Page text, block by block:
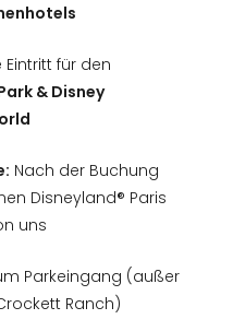
für den
& Disney
Nach der Buchung
Disneyland® Paris
uns
Parkeingang (außer
Ranch)